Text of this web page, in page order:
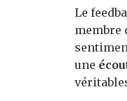
Le
membre
une